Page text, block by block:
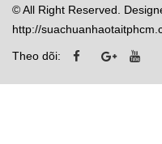
© All Right Reserved.
http://
Theo dõi: